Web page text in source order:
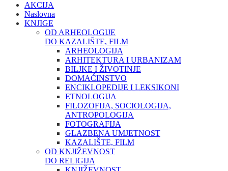
AKCIJA
Naslovna
KNJIGE
OD ARHEOLOGIJE
DO KAZALIŠTE, FILM
ARHEOLOGIJA
ARHITEKTURA I URBANIZAM
BILJKE I ŽIVOTINJE
DOMAĆINSTVO
ENCIKLOPEDIJE I LEKSIKONI
ETNOLOGIJA
FILOZOFIJA, SOCIOLOGIJA,
ANTROPOLOGIJA
FOTOGRAFIJA
GLAZBENA UMJETNOST
KAZALIŠTE, FILM
OD KNJIŽEVNOST
DO RELIGIJA